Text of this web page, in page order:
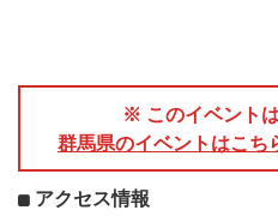
※ このイベント
群馬県のイベントはこち
アクセス情報